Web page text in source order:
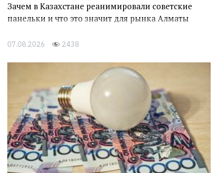
Зачем в Казахстане реанимировали советские
панельки и что это значит для рынка Алматы
07.08.2026 2438